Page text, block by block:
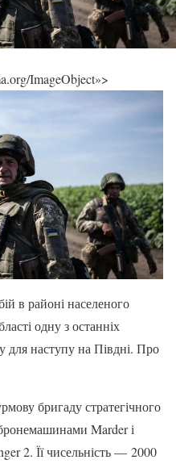
ImageObject»>
в районі населеного
одну з останніх
для наступу на Півдні. Про
бригаду стратегічного
Marder і
2. Її чисельність — 2000